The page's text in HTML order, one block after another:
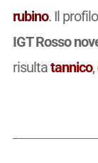
rubino. Il
IGT Rosso
risultatannico,